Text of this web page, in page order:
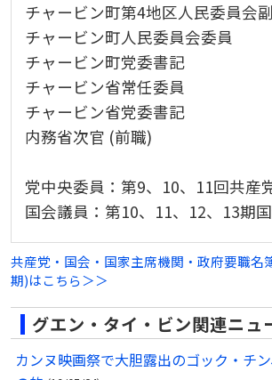
チャービン町第4地区人民委員会
チャービン町人民委員会委員
チャービン町党委書記
チャービン省常任委員
チャービン省党委書記
内務省次官 (前職)
党中央委員：第9、10、11回共産
国会議員：第10、11、12、13期
共産党・国会・国家主席機関・政府要職名
期)はこちら＞＞
グエン・タイ・ビン関連ニュ
カンヌ映画祭で大胆露出のゴック・チ